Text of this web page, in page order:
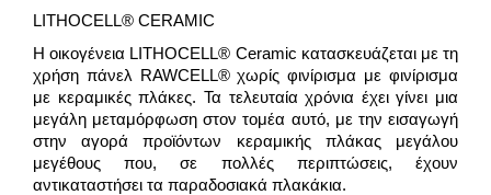
LITHOCELL® CERAMIC
Η οικογένεια LITHOCELL® Ceramic κατασκευάζεται με τη
χρήση πάνελ RAWCELL® χωρίς φινίρισμα με φινίρισμα
με κεραμικές πλάκες. Τα τελευταία χρόνια έχει γίνει μια
μεγάλη μεταμόρφωση στον τομέα αυτό, με την εισαγωγή
στην αγορά προϊόντων κεραμικής πλάκας μεγάλου
μεγέθους που, σε πολλές περιπτώσεις, έχουν
αντικαταστήσει τα παραδοσιακά πλακάκια.